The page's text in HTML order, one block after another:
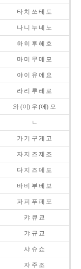
타 치 쓰 테 토
나 니 누 네 노
하 히 후 헤 호
마 미 무 메 모
야 이 유 에 요
라 리 루 레 로
와 (이) 우 (에) 오
ㄴ
가 기 구 게 고
자 지 즈 제 조
다 지 즈 데 도
바 비 부 베 보
파 피 푸 페 포
캬 큐 쿄
갸 규 교
샤 슈 쇼
자 주 조